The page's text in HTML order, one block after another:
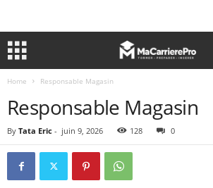
Home Responsable Magasin
Responsable Magasin
By Tata Eric - juin 9, 2026 128 0